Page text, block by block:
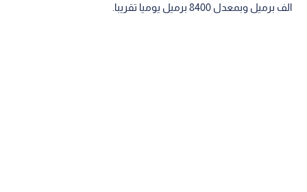
الف برميل وبمعدل 8400 برميل يوميا تقريبا.